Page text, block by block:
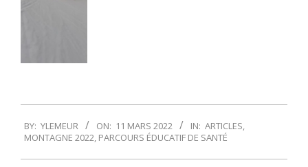
03-
BY: YLEMEUR ON: 11 MARS 2022 IN: ARTICLES,
MONTAGNE 2022, PARCOURS ÉDUCATIF DE SANTÉ